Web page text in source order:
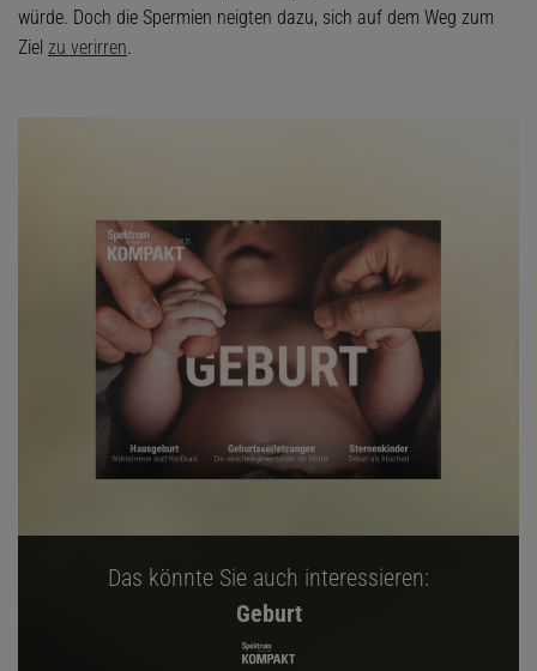
würde. Doch die Spermien neigten dazu, sich auf dem Weg zum
Ziel zu verirren
Das könnte Sie auch interessieren:
Geburt